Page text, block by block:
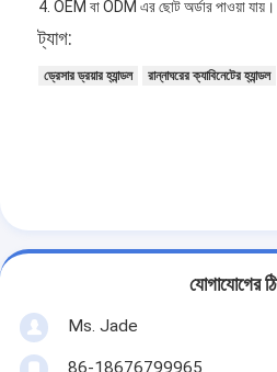
4. OEM বা ODM এর ছোট অর্ডার পাওয়া যায়।
ট্যাগ:
ড্রেসার ড্রয়ার হ্যান্ডল রান্নাঘরের ক্যাবিনেটের হ্যান্ডল
যোগাযোগের
Ms. Jade
86-18676799965